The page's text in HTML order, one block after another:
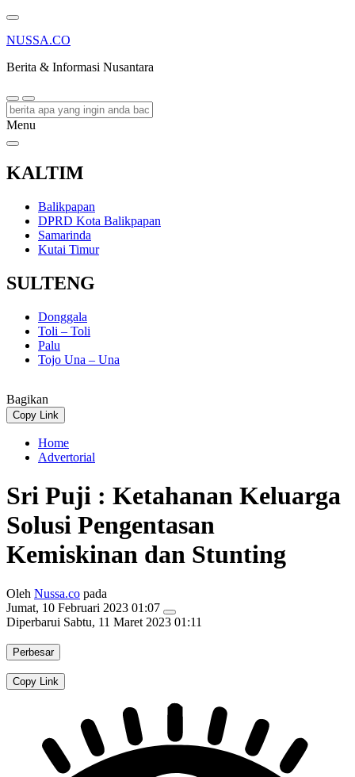
NUSSA.CO
Berita & Informasi Nusantara
Menu
KALTIM
Balikpapan
DPRD Kota Balikpapan
Samarinda
Kutai Timur
SULTENG
Donggala
Toli – Toli
Palu
Tojo Una – Una
Bagikan
Copy Link
Home
Advertorial
Sri Puji : Ketahanan Keluarga
Solusi Pengentasan
Kemiskinan dan Stunting
Oleh Nussa.co pada
Jumat, 10 Februari 2023 01:07
Diperbarui Sabtu, 11 Maret 2023 01:11
Perbesar
Copy Link